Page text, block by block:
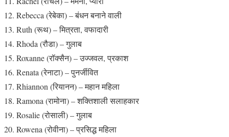
Rebecca (रेबेका) – बंधन बनाने वाली
Ruth (रूथ) – मित्रता, वफादारी
Rhoda (रौडा) – गुलाब
Roxanne (रॉक्सैन) – उज्जवल, प्रकाश
Renata (रेनाटा) – पुनर्जीवित
Rhiannon (रियानन) – महान महिला
Ramona (रामोना) – शक्तिशाली सलाहकार
Rosalie (रोसाली) – गुलाब
Rowena (रोवीना) – प्रसिद्ध महिला